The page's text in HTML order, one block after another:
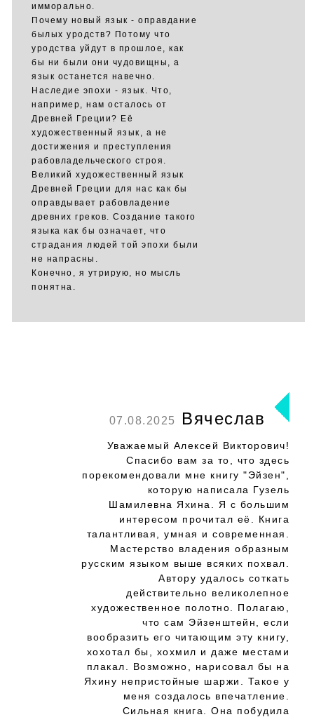
имморально.
Почему новый язык - оправдание
былых уродств? Потому что
уродства уйдут в прошлое, как
бы ни были они чудовищны, а
язык останется навечно.
Наследие эпохи - язык. Что,
например, нам осталось от
Древней Греции? Её
художественный язык, а не
достижения и преступления
рабовладельческого строя.
Великий художественный язык
Древней Греции для нас как бы
оправдывает рабовладение
древних греков. Создание такого
языка как бы означает, что
страдания людей той эпохи были
не напрасны.
Конечно, я утрирую, но мысль
понятна.
07.08.2025 Вячеслав
Уважаемый Алексей Викторович!
Спасибо вам за то, что здесь
порекомендовали мне книгу "Эйзен",
которую написала Гузель
Шамилевна Яхина. Я с большим
интересом прочитал её. Книга
талантливая, умная и современная.
Мастерство владения образным
русским языком выше всяких похвал.
Автору удалось соткать
действительно великолепное
художественное полотно. Полагаю,
что сам Эйзенштейн, если
вообразить его читающим эту книгу,
хохотал бы, хохмил и даже местами
плакал. Возможно, нарисовал бы на
Яхину непристойные шаржи. Такое у
меня создалось впечатление.
Сильная книга. Она побудила